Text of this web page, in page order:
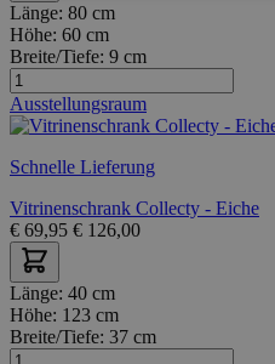
Länge: 80 cm
Höhe: 60 cm
Breite/Tiefe: 9 cm
Ausstellungsraum
Schnelle Lieferung
Vitrinenschrank Collecty - Eiche
€ 69,95 € 126,00
Länge: 40 cm
Höhe: 123 cm
Breite/Tiefe: 37 cm